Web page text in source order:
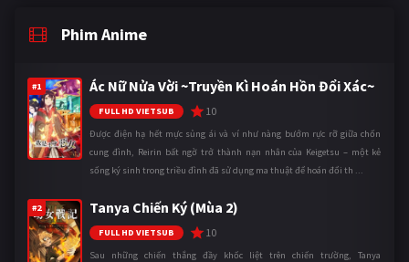
Phim Anime
#1 Ác Nữ Nửa Vời ~Truyền Kì Hoán Hồn Đổi Xác~
FULL HD VIETSUB 10
Được điện hạ hết mực sủng ái và ví như nàng bướm rực rỡ giữa chốn
cung đình, Reirin bất ngờ trở thành nạn nhân của Keigetsu – một kẻ
sống ký sinh trong triều đình đã sử dụng ma thuật để hoán đổi th ...
#2 Tanya Chiến Ký (Mùa 2)
FULL HD VIETSUB 10
Sau những chiến thắng đầy khốc liệt trên chiến trường, Tanya